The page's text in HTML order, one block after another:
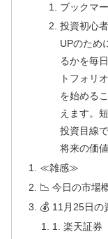
ブックマ
投資初心
UPのため
るかを毎
トフォリ
を始める
えます。
投資目線
将来の価
≪雑感≫
📉 今日の市場
💰 11月25日の
1. 楽天証券